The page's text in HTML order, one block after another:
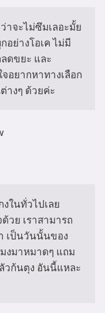
าจะไม่ซึมเลอะมั้ย
อย่างโอเค ไม่มี
ดขยะ และ
อยากหาทางเลือก
างๆ ด้วยค่ะ
ในทั่วไปเลย
วย เราสามารถ
เป็นวันนั้นของ
งมาหมาดๆ แถม
วก้นตุง อันนี้แหละ